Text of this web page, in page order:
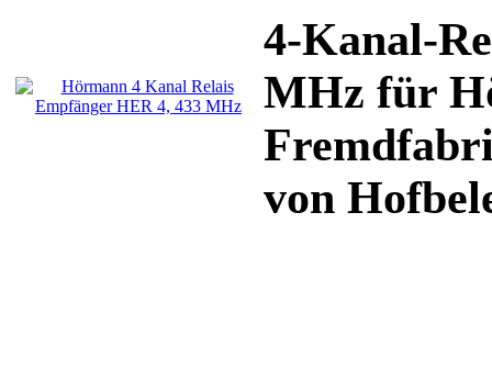
4-Kanal-
MHz für
von